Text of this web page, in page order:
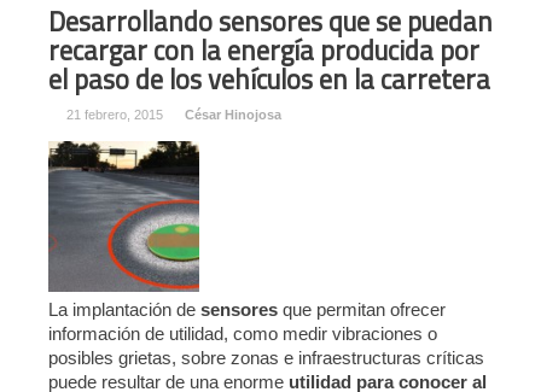
Desarrollando sensores que se puedan
recargar con la energía producida por
el paso de los vehículos en la carretera
21 febrero, 2015 César Hinojosa
La implantación de sensores que permitan ofrecer
información de utilidad, como medir vibraciones o
posibles grietas, sobre zonas e infraestructuras críticas
puede resultar de una enorme utilidad para conocer al